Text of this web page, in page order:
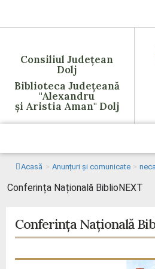
Consiliul Județean
Dolj
Biblioteca Județeană
"Alexandru
și Aristia Aman" Dolj
Acasă > Anunțuri și comunicate >
Conferința Națională BiblioNEXT
Conferința Națională